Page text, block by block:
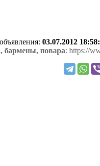
03.07.2012
бармены, повара: https://